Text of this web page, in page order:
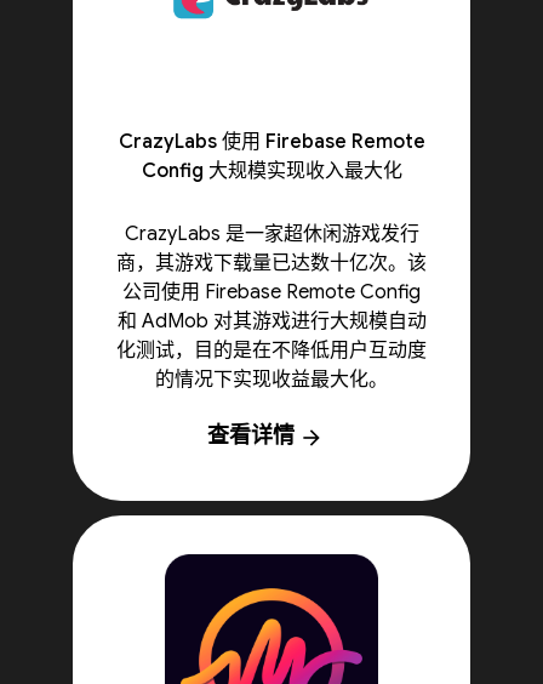
CrazyLabs 使用 Firebase Remote
Config 大规模实现收入最大化
CrazyLabs 是一家超休闲游戏发行
商，其游戏下载量已达数十亿次。该
公司使用 Firebase Remote Config
和 AdMob 对其游戏进行大规模自动
化测试，目的是在不降低用户互动度
的情况下实现收益最大化。
查看详情 arrow_forward